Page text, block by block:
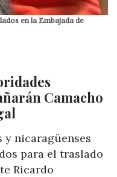
en la Embajada de
Camacho
y nicaragüenses
para el traslado
Ricardo